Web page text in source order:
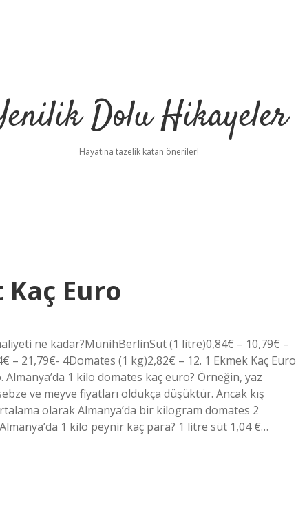
Dolu Hikayeler
Hayatına tazelik katan öneriler!
Euro
ne kadar?MünihBerlinSüt (1 litre)0,84€ – 10,79€ –
– 21,79€- 4Domates (1 kg)2,82€ – 12. 1 Ekmek Kaç Euro
1 kilo domates kaç euro? Örneğin, yaz
ve meyve fiyatları oldukça düşüktür. Ancak kış
olarak Almanya’da bir kilogram domates 2
1 kilo peynir kaç para? 1 litre süt 1,04 €…